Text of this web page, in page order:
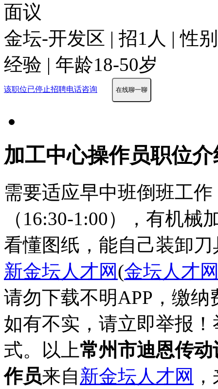
面议
金坛-开发区 | 招1人 | 性
经验 | 年龄18-50岁
该职位已停止招聘电话咨询 在线聊一聊
加工中心操作员职位介
需要适应早中班倒班工
（16:30-1:00），有机
看懂图纸，能自己装卸
新金坛人才网(金坛人才
请勿下载不明APP，缴
如有不实，请立即举报
式。以上常州市迪恩传
作员来自新金坛人才网